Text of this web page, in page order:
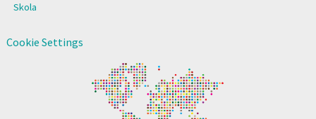
Skola
Cookie Settings